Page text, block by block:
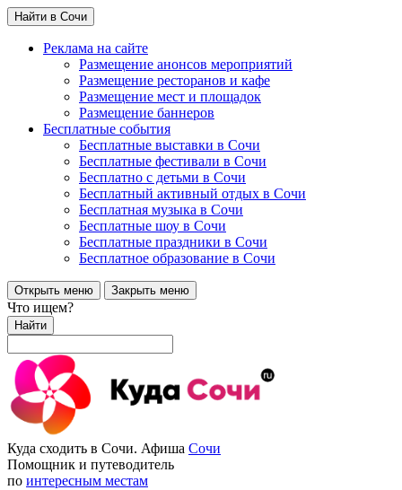
Найти в Сочи
Реклама на сайте
Размещение анонсов мероприятий
Размещение ресторанов и кафе
Размещение мест и площадок
Размещение баннеров
Бесплатные события
Бесплатные выставки в Сочи
Бесплатные фестивали в Сочи
Бесплатно с детьми в Сочи
Бесплатный активный отдых в Сочи
Бесплатная музыка в Сочи
Бесплатные шоу в Сочи
Бесплатные праздники в Сочи
Бесплатное образование в Сочи
Открыть меню Закрыть меню
Что ищем?
Найти
Куда сходить в Сочи. Афиша Сочи
Помощник и путеводитель
по интересным местам